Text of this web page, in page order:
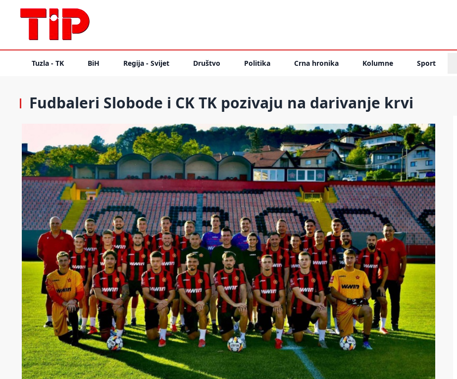
Tuzla - TK BiH Regija - Svijet Društvo Politika Crna hronika Kolumne Sport
Fudbaleri Slobode i CK TK pozivaju na darivanje krvi